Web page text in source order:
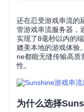
还在忍受游戏串流的
管游戏串流服务器，
实现了8毫秒以内的
媲美本地的游戏体验
ne都能无缝传输高质
性。
为什么选择